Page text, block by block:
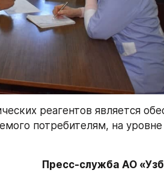
реагентов является
потребителям, на
Пресс-служба АО